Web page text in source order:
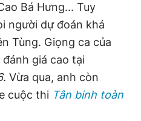
Bá Hưng... Tuy
người dự đoán khá
Tùng. Giọng ca của
giá cao tại
. Vừa qua, anh còn
cuộc thi Tân binh toàn